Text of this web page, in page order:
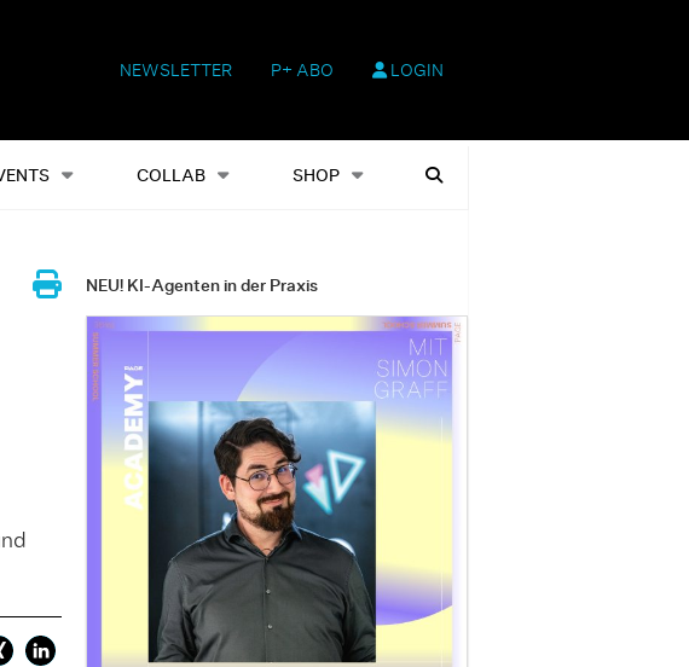
NEWSLETTER P+ ABO LOGIN
COLLAB SHOP
Events Shop Heftausgaben Suchen
NEU! KI-Agenten in der Praxis